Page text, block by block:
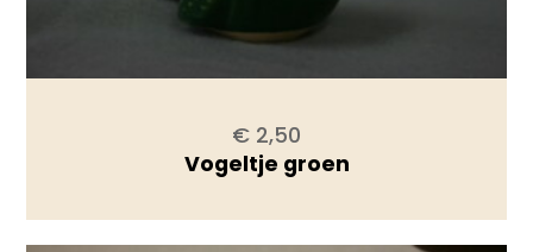
€ 2,50
Vogeltje groen